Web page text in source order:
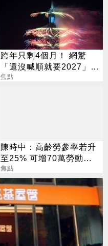
跨年只剩4個月！ 網驚
「還沒喊順就要2027」
這句最狠超恐怖
焦點
陳時中：高齡勞參率若升
至25% 可增70萬勞動人
口
焦點